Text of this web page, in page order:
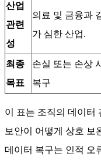
산업
관련
성
의료 및 금융과
가 심한 산업.
최종
목표
손실 또는 손상
복구
이 표는 조직의 데이터
보안이 어떻게 상호 보
데이터 복구는 인적 오